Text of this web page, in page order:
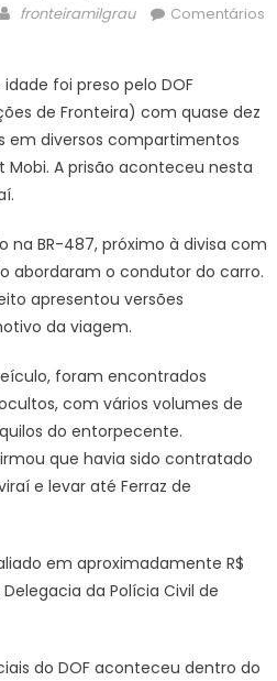
Author
fronteiramilgrau
Comentários
foi preso pelo DOF
de Fronteira) com quase dez
em diversos compartimentos
A prisão aconteceu nesta
na BR-487, próximo à divisa com
abordaram o condutor do carro.
apresentou versões
da viagem.
foram encontrados
com vários volumes de
do entorpecente.
que havia sido contratado
e levar até Ferraz de
em aproximadamente R$
da Polícia Civil de
do DOF aconteceu dentro do